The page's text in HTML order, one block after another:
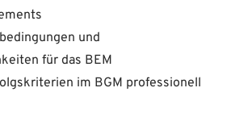
und
für das BEM
im BGM professionell